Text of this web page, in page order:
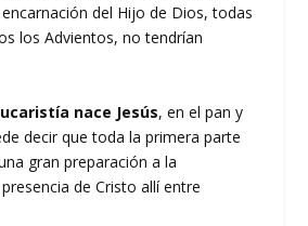
del Hijo de Dios, todas
los Advientos, no tendrían
nace Jesús, en el pan y
decir que toda la primera parte
gran preparación a la
de Cristo allí entre